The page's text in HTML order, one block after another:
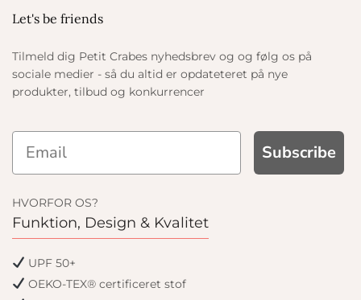
Let's be friends
Tilmeld dig Petit Crabes nyhedsbrev og og følg os på
sociale medier - så du altid er opdateteret på nye
produkter, tilbud og konkurrencer
Subscribe
HVORFOR OS?
Funktion, Design & Kvalitet
UPF 50+
OEKO-TEX® certificeret stof